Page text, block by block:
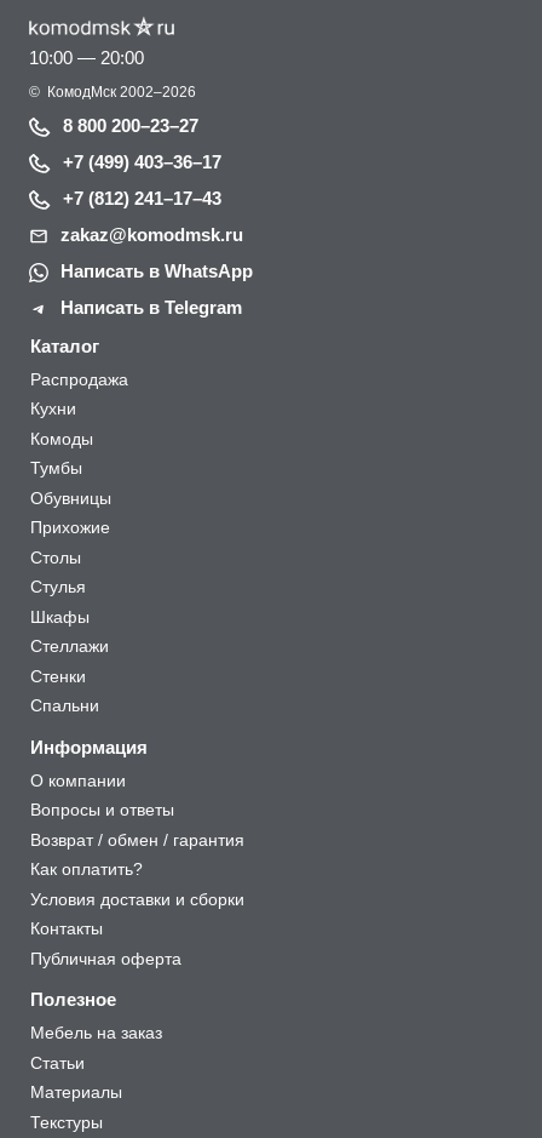
10:00 — 20:00
© КомодМск 2002–2026
8 800 200–23–27
+7 (499) 403–36–17
+7 (812) 241–17–43
zakaz@komodmsk.ru
Написать в WhatsApp
Написать в Telegram
Каталог
Распродажа
Кухни
Комоды
Тумбы
Обувницы
Прихожие
Столы
Стулья
Шкафы
Стеллажи
Стенки
Спальни
Информация
О компании
Вопросы и ответы
Возврат / обмен / гарантия
Как оплатить?
Условия доставки и сборки
Контакты
Публичная оферта
Полезное
Мебель на заказ
Статьи
Материалы
Текстуры